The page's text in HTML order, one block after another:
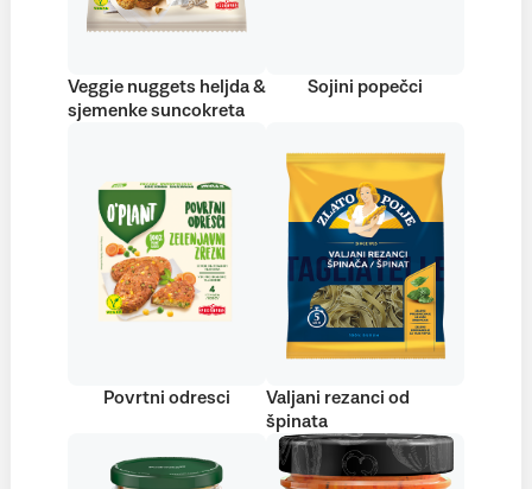
Veggie nuggets heljda &
sjemenke suncokreta
Sojini popečci
Povrtni odresci
Valjani rezanci od
špinata